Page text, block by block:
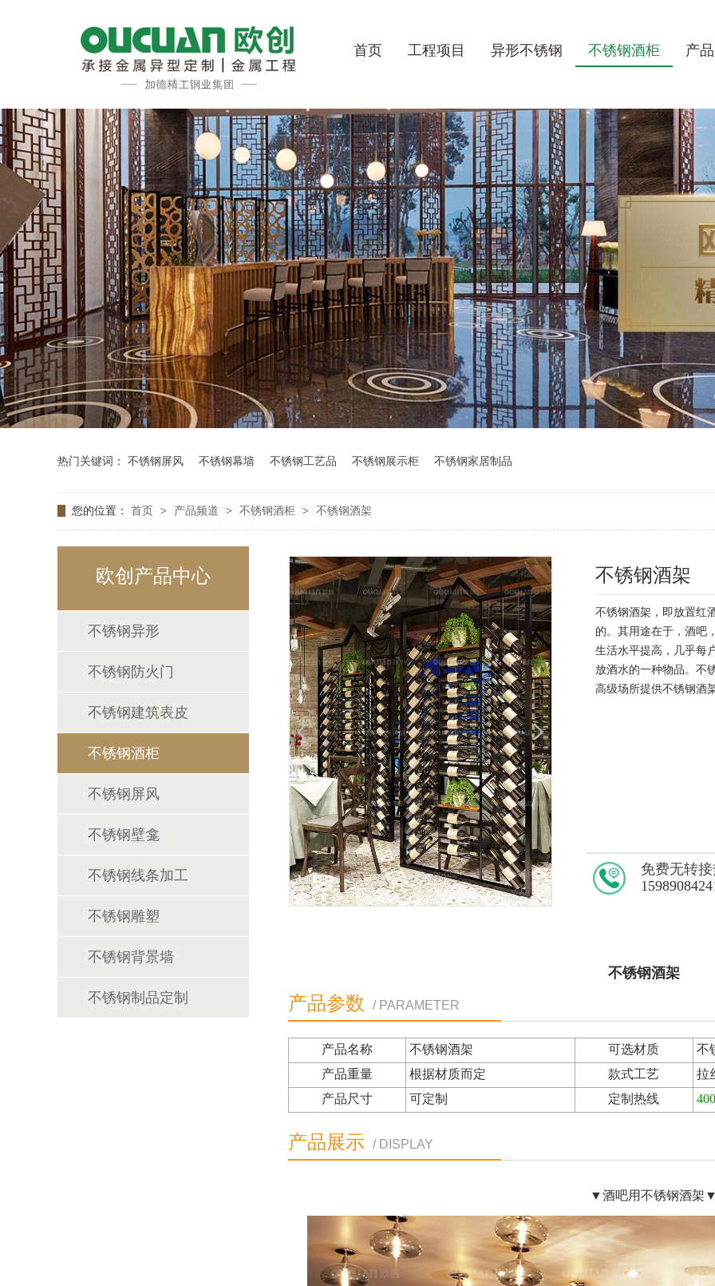
首页 工程项目 异形不锈钢 不锈钢酒柜 产
热门关键词： 不锈钢屏风 不锈钢幕墙 不锈钢工艺品 不锈钢展示柜 不锈钢家居制品
您的位置： 首页 > 产品频道 > 不锈钢酒柜 > 不锈钢酒架
欧创产品中心
不锈钢异形
不锈钢防火门
不锈钢建筑表皮
不锈钢酒柜
不锈钢屏风
不锈钢壁龛
不锈钢线条加工
不锈钢雕塑
不锈钢背景墙
不锈钢制品定制
1/1
不锈钢酒架
不锈钢酒架，即放置红
的。其用途在于，酒吧
生活水平提高，几乎每
放酒水的一种物品。不
高级场所提供不锈钢酒
免费无转
不锈钢酒架
产品参数 / PARAMETER
产品名称 不锈钢酒架 可选材质
不
产品重量
根据材质而定 款式工艺
拉
产品尺寸
可定制 定制热线
产品展示 / DISPLAY
▼酒吧用不锈钢酒架